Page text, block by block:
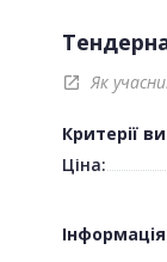
open_in_new Як
Критерії
Ціна: